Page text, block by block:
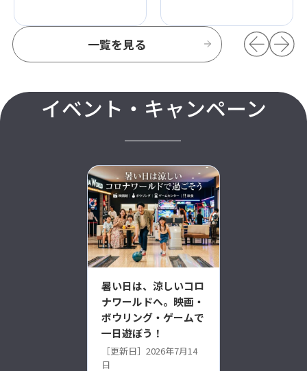
一覧を見る
イベント・キャンペーン
暑い日は、涼しいコロ
ナワールドへ。映画・
ボウリング・ゲームで
一日遊ぼう！
［更新日］2026年7月14
日